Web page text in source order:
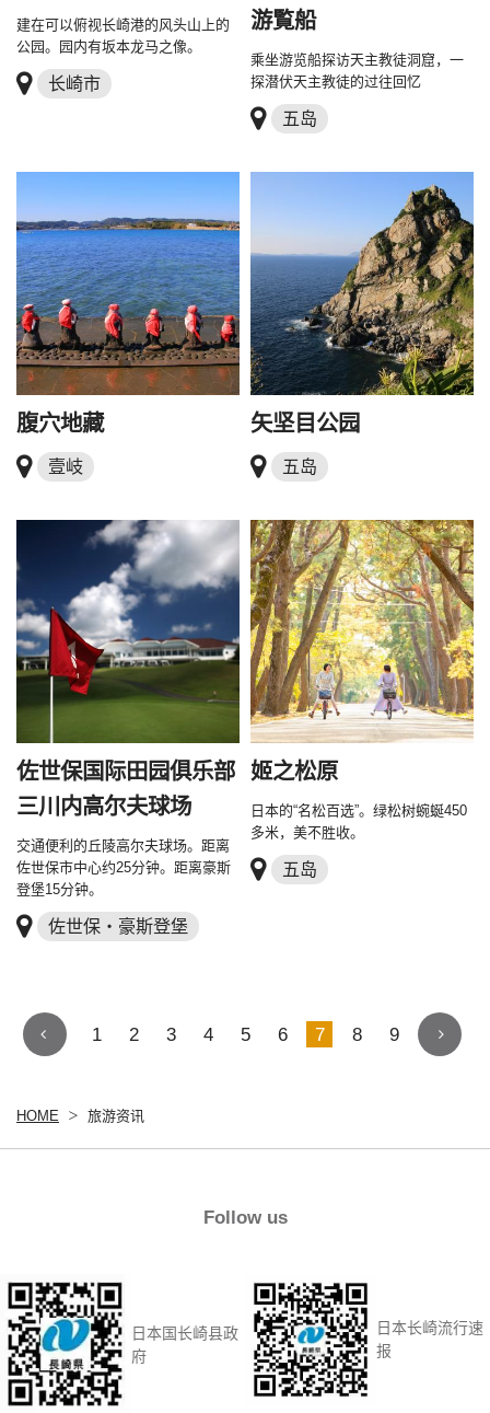
建在可以俯视长崎港的风头山上的
公园。园内有坂本龙马之像。
长崎市
游覧船
乘坐游览船探访天主教徒洞窟，一
探潜伏天主教徒的过往回忆
五岛
腹穴地藏
壹岐
矢坚目公园
五岛
佐世保国际田园俱乐部
三川内高尔夫球场
交通便利的丘陵高尔夫球场。距离
佐世保市中心约25分钟。距离豪斯
登堡15分钟。
佐世保・豪斯登堡
姬之松原
日本的“名松百选”。绿松树蜿蜒450
多米，美不胜收。
五岛
1 2 3 4 5 6 7 8 9
HOME 旅游资讯
Follow us
日本国长崎县政
府
日本长崎流行速
报